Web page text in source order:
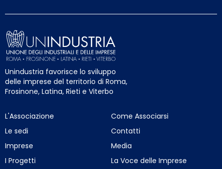
Unindustria favorisce lo sviluppo
delle imprese del territorio di Roma,
Frosinone, Latina, Rieti e Viterbo
L'Associazione
Le sedi
Imprese
I Progetti
Come Associarsi
Contatti
Media
La Voce delle Imprese